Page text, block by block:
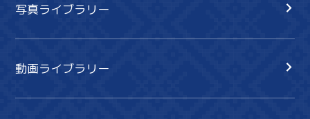
写真ライブラリー
動画ライブラリー